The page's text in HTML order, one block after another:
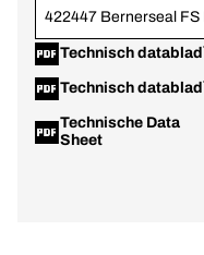
422447 Bernerseal FS
Technisch datablad
Technisch datablad
Technische Data
Sheet